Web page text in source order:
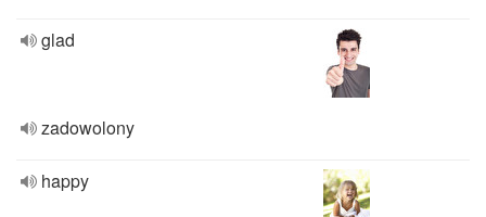
glad
zadowolony
happy